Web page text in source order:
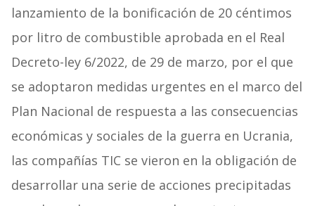
lanzamiento de la bonificación de 20 céntimos
por litro de combustible aprobada en el Real
Decreto-ley 6/2022, de 29 de marzo, por el que
se adoptaron medidas urgentes en el marco del
Plan Nacional de respuesta a las consecuencias
económicas y sociales de la guerra en Ucrania,
las compañías TIC se vieron en la obligación de
desarrollar una serie de acciones precipitadas